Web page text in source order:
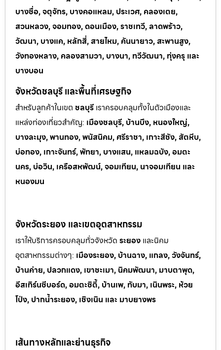
บางซื่อ, จตุจักร, บางคอแหลม, ประเวศ, คลองเตย,
สวนหลวง, จอมทอง, ดอนเมือง, ราชเทวี, ลาดพร้าว,
วัฒนา, บางแค, หลักสี่, สายไหม, คันนายาว, สะพานสูง,
วังทองหลาง, คลองสามวา, บางนา, ทวีวัฒนา, ทุ่งครุ และ
บางบอน
จังหวัดชลบุรี และพื้นที่เศรษฐกิจ
สำหรับลูกค้าในเขต ชลบุรี เราครอบคลุมทั้งในตัวเมืองและ
แหล่งท่องเที่ยวสำคัญ: เมืองชลบุรี, บ้านบึง, หนองใหญ่,
บางละมุง, พานทอง, พนัสนิคม, ศรีราชา, เกาะสีชัง, สัตหีบ,
บ่อทอง, เกาะจันทร์, พัทยา, บางแสน, แหลมฉบัง, อมตะ
นคร, บ่อวิน, เครือสหพัฒน์, จอมเทียน, นาจอมเทียน และ
หนองมน
จังหวัดระยอง และเขตอุตสาหกรรม
เราให้บริการครอบคลุมทั่วจังหวัด ระยอง และนิคม
อุตสาหกรรมต่างๆ: เมืองระยอง, บ้านฉาง, แกลง, วังจันทร์,
บ้านค่าย, ปลวกแดง, เขาชะเมา, นิคมพัฒนา, มาบตาพุด,
อีสเทิร์นซีบอร์ด, อมตะซิตี้, บ้านเพ, ทับมา, เนินพระ, ห้วย
โป่ง, ปากน้ำระยอง, เชิงเนิน และ มาบยางพร
เส้นทางหลักและย่านธุรกิจ